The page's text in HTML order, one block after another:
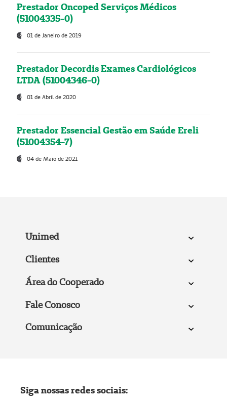
Prestador Oncoped Serviços Médicos
(51004335-0)
01 de Janeiro de 2019
Prestador Decordis Exames Cardiológicos
LTDA (51004346-0)
01 de Abril de 2020
Prestador Essencial Gestão em Saúde Ereli
(51004354-7)
04 de Maio de 2021
Unimed
Clientes
Área do Cooperado
Fale Conosco
Comunicação
Siga nossas redes sociais: